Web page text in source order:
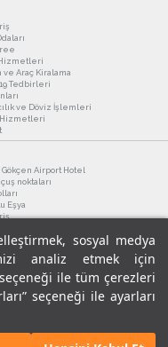
sosyal medya
analiz etmek için
ile tüm çerezleri
seçeneği ile ayarları
ve Araç Kiralama
Tedbirleri
ve Döviz İşlemleri
Hizmetleri
Gökçen Airport Hotel
noktaları
Eşya